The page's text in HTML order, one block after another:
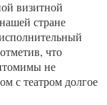
визитной
стране
что
не
с театром долгое